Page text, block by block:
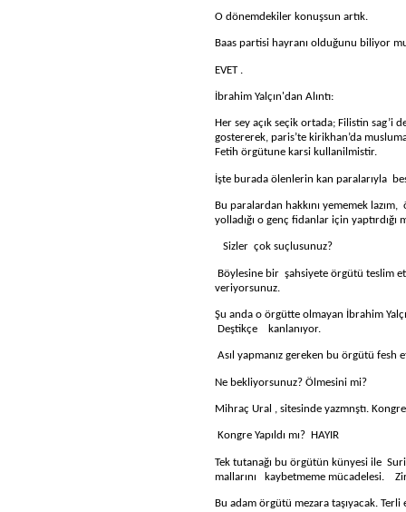
O dönemdekiler konuşsun artık.
Baas partisi hayranı olduğunu biliyor
EVET .
İbrahim Yalçın'dan Alıntı:
Her sey açık seçik ortada; Filistin sag’i
gostererek, paris’te kirikhan’da
Fetih örgütune karsi kullanilmistir.
İşte burada ölenlerin kan paralarıyla
Bu paralardan hakkını yememek lazım,
yolladığı o genç fidanlar için yaptırdığı
Sizler çok suçlusunuz?
Böylesine bir şahsiyete örgütü teslim
veriyorsunuz.
Şu anda o örgütte olmayan İbrahim
Deştikçe
kanlanıyor.
Asıl yapmanız gereken bu örgütü fesh
Ne bekliyorsunuz? Ölmesini mi?
Mihraç Ural , sitesinde yazmnştı.
Kongre Yapıldı mı? HAYIR
Tek tutanağı bu örgütün künyesi ile
mallarını
kaybetmeme mücadelesi.
Bu adam örgütü mezara taşıyacak. Terli